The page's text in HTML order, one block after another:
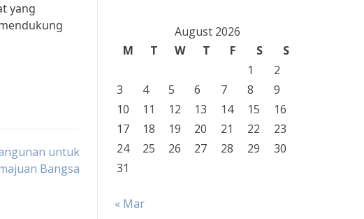
yang
untuk
Bangsa
August 2026
M
T W T F S
S
1
2
3
4 5 6 7 8
9
10
11 12 13 14 15
16
17
18 19 20 21 22
23
24
25 26 27 28 29
30
31
« Mar